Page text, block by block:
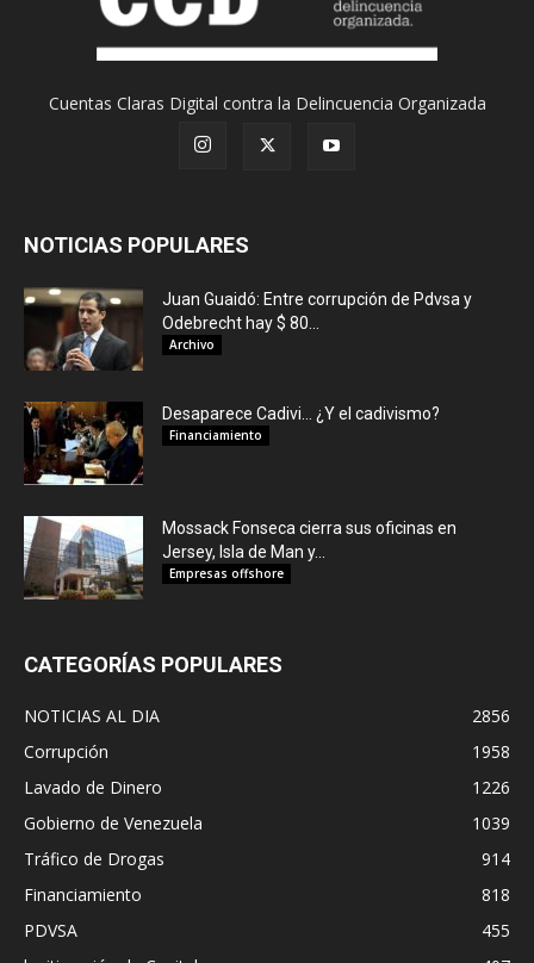
Cuentas Claras Digital contra la Delincuencia Organizada
NOTICIAS POPULARES
Juan Guaidó: Entre corrupción de Pdvsa y
Odebrecht hay $ 80...
Archivo
Desaparece Cadivi… ¿Y el cadivismo?
Financiamiento
Mossack Fonseca cierra sus oficinas en
Jersey, Isla de Man y...
Empresas offshore
CATEGORÍAS POPULARES
NOTICIAS AL DIA
2856
Corrupción
1958
Lavado de Dinero
1226
Gobierno de Venezuela
1039
Tráfico de Drogas
914
Financiamiento
818
PDVSA
455